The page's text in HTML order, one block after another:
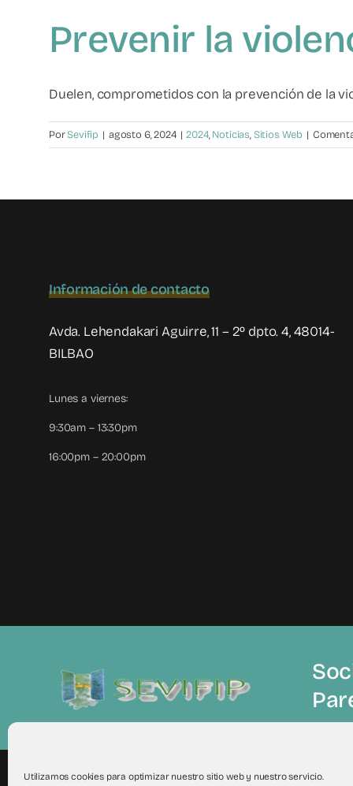
Utilizamos cookies para optimizar nuestro sitio web y nuestro servicio.
Prevenir la
Duelen, comprometidos con la prevención de la
PorSevifip | agosto 6, 2024 | 2024,Noticias,Sitios Web |
Información de contacto
Avda. Lehendakari Aguirre, 11 – 2º dpto. 4, 48014-
BILBAO
Lunes a viernes:
9:30am – 13:30pm
16:00pm – 20:00pm